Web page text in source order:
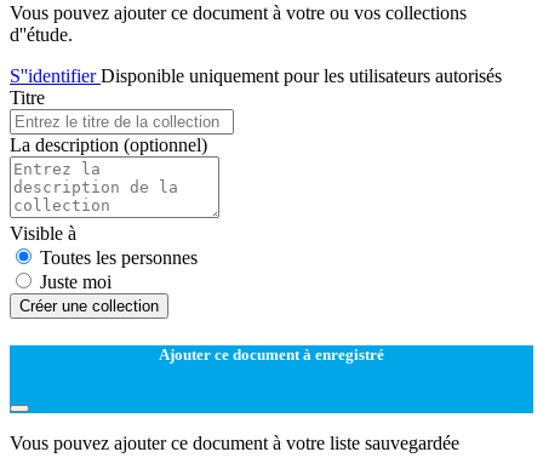
Vous pouvez ajouter ce document à votre ou vos collections
d''étude.
S''identifierDisponible uniquement pour les utilisateurs autorisés
Titre
La description (optionnel)
Visible à
Toutes les personnes
Juste moi
Créer une collection
Ajouter ce document à enregistré
Vous pouvez ajouter ce document à votre liste sauvegardée